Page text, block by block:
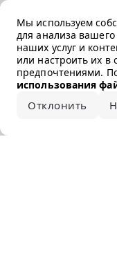
Мы используем
для анализа
наших услуг и
или настроить их в
предпочтениями.
использования
Отклонить
Error